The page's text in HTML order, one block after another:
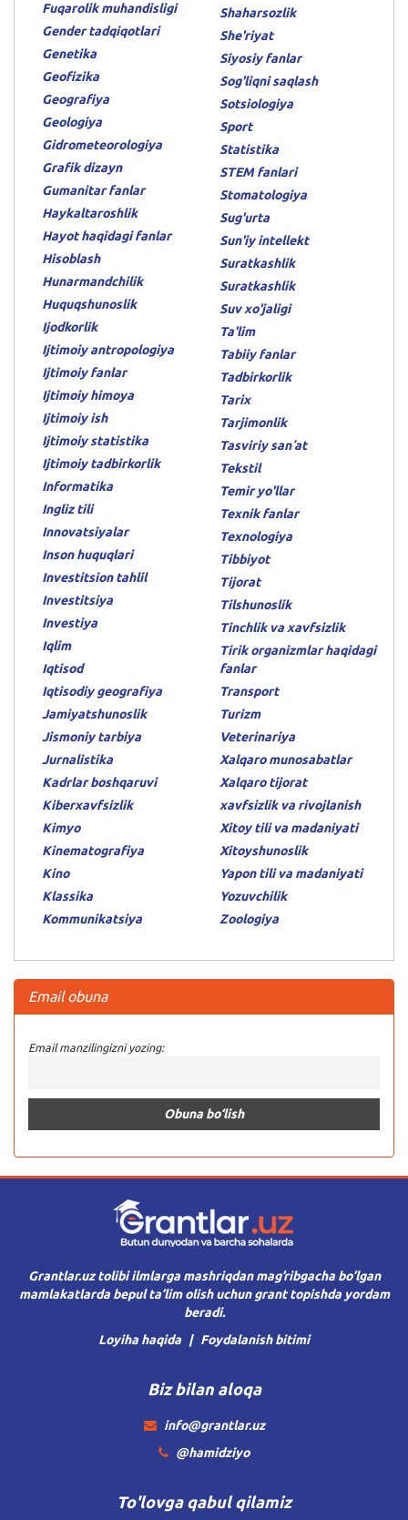
Fuqarolik muhandisligi
Gender tadqiqotlari
Genetika
Geofizika
Geografiya
Geologiya
Gidrometeorologiya
Grafik dizayn
Gumanitar fanlar
Haykaltaroshlik
Hayot haqidagi fanlar
Hisoblash
Hunarmandchilik
Huquqshunoslik
Ijodkorlik
Ijtimoiy antropologiya
Ijtimoiy fanlar
Ijtimoiy himoya
Ijtimoiy ish
Ijtimoiy statistika
Ijtimoiy tadbirkorlik
Informatika
Ingliz tili
Innovatsiyalar
Inson huquqlari
Investitsion tahlil
Investitsiya
Investiya
Iqlim
Iqtisod
Iqtisodiy geografiya
Jamiyatshunoslik
Jismoniy tarbiya
Jurnalistika
Kadrlar boshqaruvi
Kiberxavfsizlik
Kimyo
Kinematografiya
Kino
Klassika
Kommunikatsiya
Shaharsozlik
She'riyat
Siyosiy fanlar
Sog'liqni saqlash
Sotsiologiya
Sport
Statistika
STEM fanlari
Stomatologiya
Sug'urta
Sun'iy intellekt
Suratkashlik
Suratkashlik
Suv xo'jaligi
Ta'lim
Tabiiy fanlar
Tadbirkorlik
Tarix
Tarjimonlik
Tasviriy sanʼat
Tekstil
Temir yo'llar
Texnik fanlar
Texnologiya
Tibbiyot
Tijorat
Tilshunoslik
Tinchlik va xavfsizlik
Tirik organizmlar haqidagi
fanlar
Transport
Turizm
Veterinariya
Xalqaro munosabatlar
Xalqaro tijorat
xavfsizlik va rivojlanish
Xitoy tili va madaniyati
Xitoyshunoslik
Yapon tili va madaniyati
Yozuvchilik
Zoologiya
Email obuna
Email manzilingizni yozing:
Grantlar.uz tolibi ilmlarga mashriqdan mag’ribgacha bo’lgan
mamlakatlarda bepul ta’lim olish uchun grant topishda yordam
beradi.
Loyiha haqida
Foydalanish bitimi
Biz bilan aloqa
info@grantlar.uz
@hamidziyo
To'lovga qabul qilamiz